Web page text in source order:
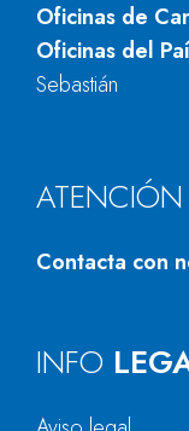
Oficinas de
Oficinas del
Sebastián
Contacta con
INFO